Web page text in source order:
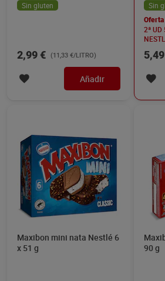
Sin gluten
2,99 € (11,33 €/LITRO)
Añadir
Sin
Oferta
2ª UD
Maxibon mini nata Nestlé 6
x 51 g
90 g